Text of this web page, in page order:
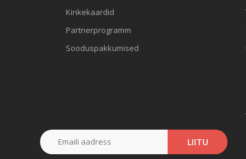
Kinkekaardid
Partnerprogramm
Sooduspakkumised
LIITU